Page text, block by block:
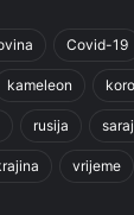
Covid-19
kameleon
rusija
vrijeme